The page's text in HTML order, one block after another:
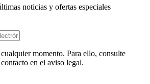
noticias y ofertas especiales
momento. Para ello, consulte
en el aviso legal.